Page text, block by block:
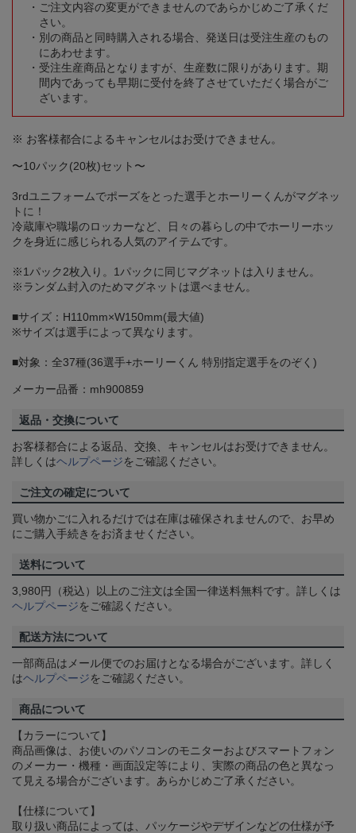
ご注文内容の変更ができませんのであらかじめご了承くだ
さい。
別の商品と同時購入される場合、発送日は受注生産のもの
にあわせます。
受注生産商品となりますが、生産数に限りがあります。期
間内であっても早期に受付を終了させていただく場合がご
ざいます。
※ お客様都合によるキャンセルはお受けできません。
〜10パック(20枚)セット〜
3rdユニフォームでポーズをとった選手とホーリーくんがマグネッ
トに！
冷蔵庫や職場のロッカーなど、日々の暮らしの中でホーリーホッ
クを身近に感じられる人気のアイテムです。
※1パック2枚入り。1パックに同じマグネットは入りません。
※ランダム封入のためマグネットは選べません。
■サイズ：H110mm×W150mm(最大値)
※サイズは選手によって異なります。
■対象：全37種(36選手+ホーリーくん 特別指定選手をのぞく)
メーカー品番：mh900859
返品・交換について
お客様都合による返品、交換、キャンセルはお受けできません。
詳しくはヘルプページをご確認ください。
ご注文の確定について
買い物かごに入れるだけでは在庫は確保されませんので、お早め
にご購入手続きをお済ませください。
送料について
3,980円（税込）以上のご注文は全国一律送料無料です。詳しくは
ヘルプページをご確認ください。
配送方法について
一部商品はメール便でのお届けとなる場合がございます。詳しく
はヘルプページをご確認ください。
商品について
【カラーについて】
商品画像は、お使いのパソコンのモニターおよびスマートフォン
のメーカー・機種・画面設定等により、実際の商品の色と異なっ
て見える場合がございます。あらかじめご了承ください。
【仕様について】
取り扱い商品によっては、パッケージやデザインなどの仕様が予